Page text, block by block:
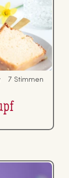
7 Stimmen